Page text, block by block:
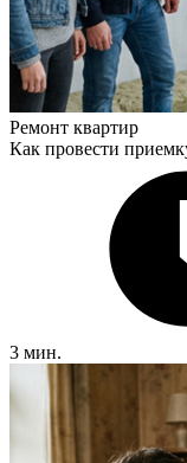
Ремонт квартир
Как провести
3 мин.